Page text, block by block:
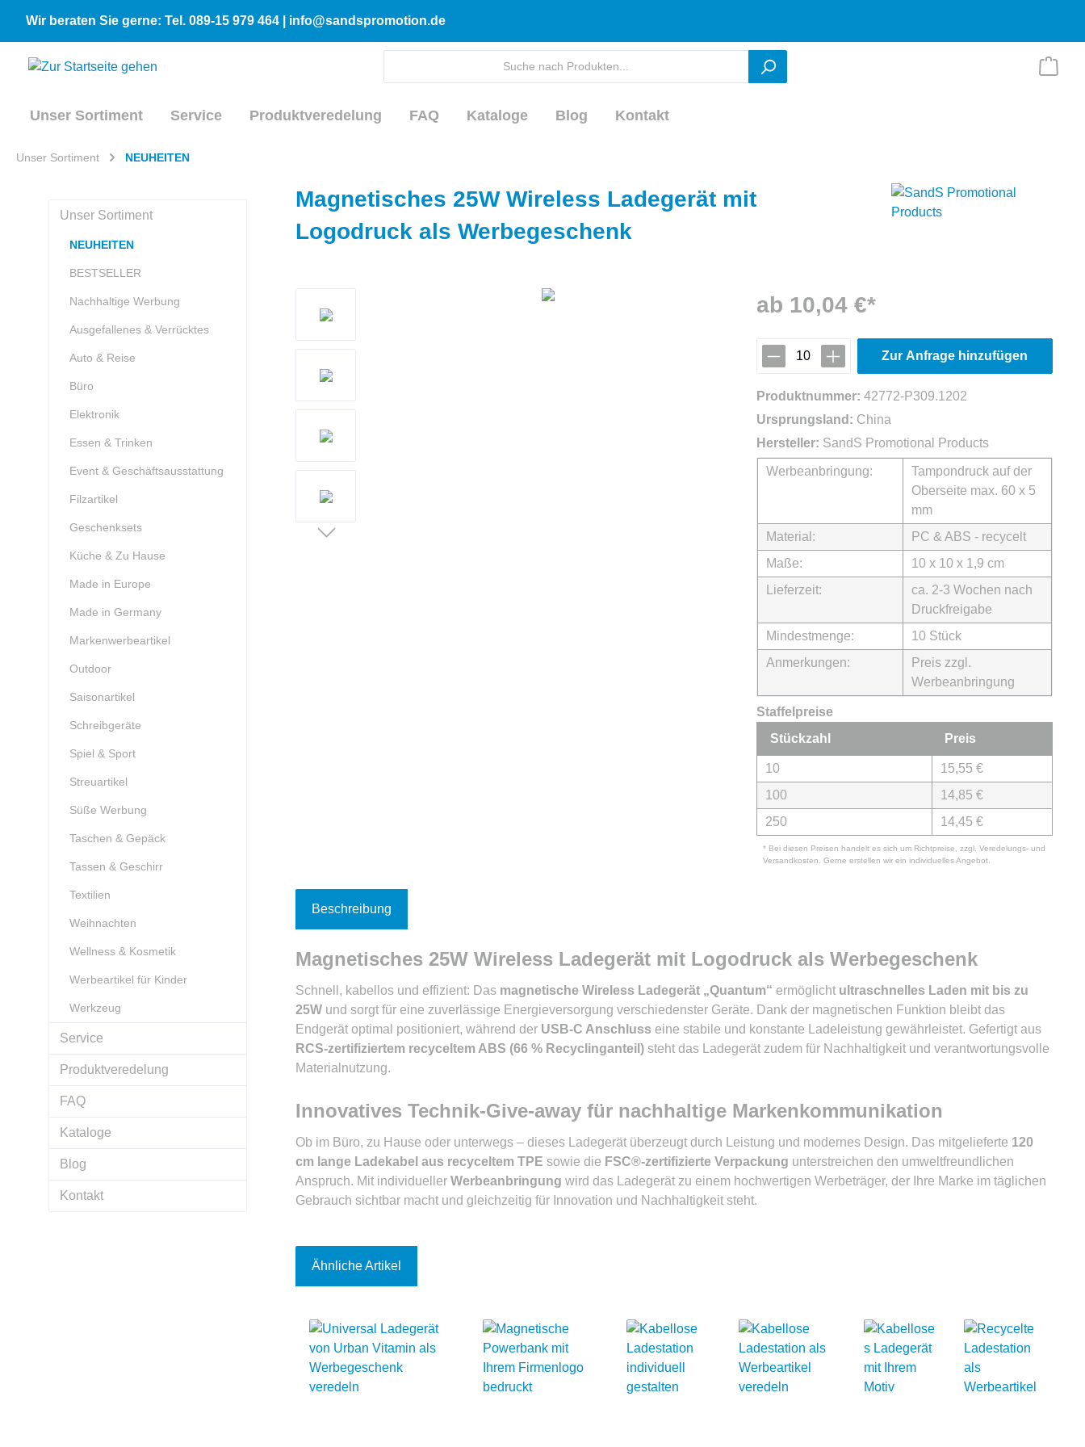
springen
Wir beraten Sie gerne: Tel. 089-15 979 464 | info@sandspromotion.de
Unser Sortiment Service Produktveredelung FAQ Kataloge Blog Kontakt
Unser Sortiment NEUHEITEN
Unser Sortiment
NEUHEITEN
BESTSELLER
Nachhaltige Werbung
Ausgefallenes & Verrücktes
Auto & Reise
Büro
Elektronik
Essen & Trinken
Event & Geschäftsausstattung
Filzartikel
Geschenksets
Küche & Zu Hause
Made in Europe
Made in Germany
Markenwerbeartikel
Outdoor
Saisonartikel
Schreibgeräte
Spiel & Sport
Streuartikel
Süße Werbung
Taschen & Gepäck
Tassen & Geschirr
Textilien
Weihnachten
Wellness & Kosmetik
Werbeartikel für Kinder
Werkzeug
Service
Produktveredelung
FAQ
Kataloge
Blog
Kontakt
Magnetisches 25W Wireless Ladegerät mit
Logodruck als Werbegeschenk
ab 10,04 €*
Zur Anfrage hinzufügen
Produktnummer: 42772-P309.1202
Ursprungsland: China
Hersteller: SandS Promotional Products
Werbeanbringung:
Tampondruck auf der
Oberseite max. 60 x 5
mm
Material:
PC & ABS - recycelt
Maße:
10 x 10 x 1,9 cm
Lieferzeit:
ca. 2-3 Wochen nach
Druckfreigabe
Mindestmenge:
10 Stück
Anmerkungen:
Preis zzgl.
Werbeanbringung
Staffelpreise
Stückzahl
Preis
10
15,55 €
100
14,85 €
250
14,45 €
* Bei diesen Preisen handelt es sich um Richtpreise, zzgl. Veredelungs- und
Versandkosten. Gerne erstellen wir ein individuelles Angebot.
Beschreibung
Magnetisches 25W Wireless Ladegerät mit Logodruck als Werbegeschenk
Schnell, kabellos und effizient: Das magnetische Wireless Ladegerät „Quantum“ ermöglicht ultraschnelles Laden mit bis zu
25W und sorgt für eine zuverlässige Energieversorgung verschiedenster Geräte. Dank der magnetischen Funktion bleibt das
Endgerät optimal positioniert, während der USB-C Anschluss eine stabile und konstante Ladeleistung gewährleistet. Gefertigt aus
RCS-zertifiziertem recyceltem ABS (66 % Recyclinganteil) steht das Ladegerät zudem für Nachhaltigkeit und verantwortungsvolle
Materialnutzung.
Innovatives Technik-Give-away für nachhaltige Markenkommunikation
Ob im Büro, zu Hause oder unterwegs – dieses Ladegerät überzeugt durch Leistung und modernes Design. Das mitgelieferte 120
cm lange Ladekabel aus recyceltem TPE sowie die FSC®-zertifizierte Verpackung unterstreichen den umweltfreundlichen
Anspruch. Mit individueller Werbeanbringung wird das Ladegerät zu einem hochwertigen Werbeträger, der Ihre Marke im täglichen
Gebrauch sichtbar macht und gleichzeitig für Innovation und Nachhaltigkeit steht.
Ähnliche Artikel